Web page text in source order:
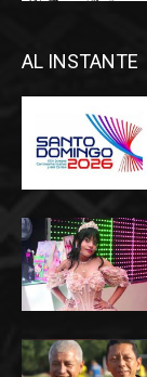
AL INSTANTE